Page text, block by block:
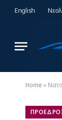
English
Home »